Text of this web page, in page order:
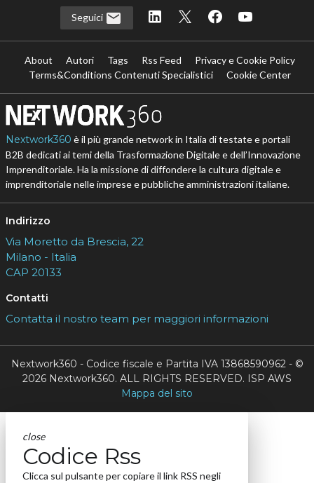
Seguici
About Autori Tags Rss Feed
Privacy e Cookie Policy
Terms&Conditions Contenuti Specialistici
Cookie Center
Nextwork360 è il più grande network in Italia di testate e portali
B2B dedicati ai temi della Trasformazione Digitale e dell’Innovazione
Imprenditoriale. Ha la missione di diffondere la cultura digitale e
imprenditoriale nelle imprese e pubbliche amministrazioni italiane.
Indirizzo
Via Moretto da Brescia, 22
Milano - Italia
CAP 20133
Contatti
Contatta il nostro team per maggiori informazioni
Nextwork360 - Codice fiscale e Partita IVA 13868590962 - ©
2026 Nextwork360. ALL RIGHTS RESERVED. ISP AWS
Mappa del sito
close
Codice Rss
Clicca sul pulsante per copiare il link RSS negli